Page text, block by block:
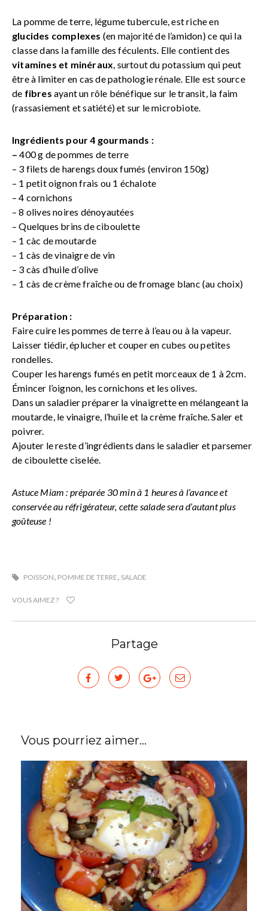
La pomme de terre, légume tubercule, est riche en
glucides complexes (en majorité de l’amidon) ce qui la
classe dans la famille des féculents. Elle contient des
vitamines et minéraux, surtout du potassium qui peut
être à limiter en cas de pathologie rénale. Elle est source
de fibres ayant un rôle bénéfique sur le transit, la faim
(rassasiement et satiété) et sur le microbiote.
Ingrédients pour 4 gourmands :
–400 g de pommes de terre
– 3 filets de harengs doux fumés (environ 150g)
– 1 petit oignon frais ou 1 échalote
– 4 cornichons
– 8 olives noires dénoyautées
– Quelques brins de ciboulette
– 1 càc de moutarde
– 1 càs de vinaigre de vin
– 3 càs d’huile d’olive
– 1 càs de crème fraîche ou de fromage blanc (au choix)
Préparation :
Faire cuire les pommes de terre à l’eau ou à la vapeur.
Laisser tiédir, éplucher et couper en cubes ou petites
rondelles.
Couper les harengs fumés en petit morceaux de 1 à 2cm.
Émincer l’oignon, les cornichons et les olives.
Dans un saladier préparer la vinaigrette en mélangeant la
moutarde, le vinaigre, l’huile et la crème fraîche. Saler et
poivrer.
Ajouter le reste d’ingrédients dans le saladier et parsemer
de ciboulette ciselée.
Astuce Miam : préparée 30 min à 1 heures à l’avance et
conservée au réfrigérateur, cette salade sera d’autant plus
goûteuse !
POISSON, POMME DE TERRE, SALADE
VOUS AIMEZ ?
Partage
Vous pourriez aimer...